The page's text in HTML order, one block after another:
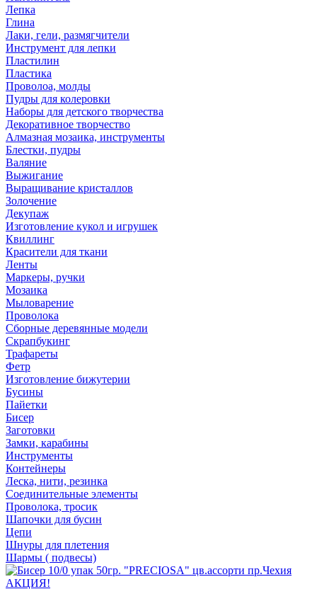
Лепка
Глина
Лаки, гели, размягчители
Инструмент для лепки
Пластилин
Пластика
Проволоа, молды
Пудры для колеровки
Наборы для детского творчества
Декоративное творчество
Алмазная мозаика, инструменты
Блестки, пудры
Валяние
Выжигание
Выращивание кристаллов
Золочение
Декупаж
Изготовление кукол и игрушек
Квиллинг
Красители для ткани
Ленты
Маркеры, ручки
Мозаика
Мыловарение
Проволока
Сборные деревянные модели
Скрапбукинг
Трафареты
Фетр
Изготовление бижутерии
Бусины
Пайетки
Бисер
Заготовки
Замки, карабины
Инструменты
Контейнеры
Леска, нити, резинка
Соединительные элементы
Проволока, тросик
Шапочки для бусин
Цепи
Шнуры для плетения
Шармы ( подвесы)